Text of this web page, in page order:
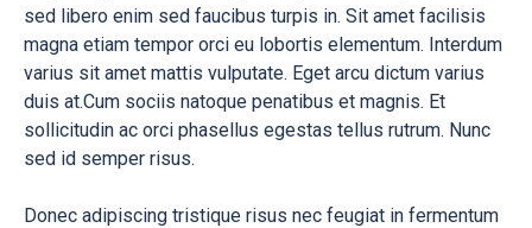
sed libero enim sed faucibus turpis in. Sit amet facilisis
magna etiam tempor orci eu lobortis elementum. Interdum
varius sit amet mattis vulputate. Eget arcu dictum varius
duis at.Cum sociis natoque penatibus et magnis. Et
sollicitudin ac orci phasellus egestas tellus rutrum. Nunc
sed id semper risus.
Donec adipiscing tristique risus nec feugiat in fermentum